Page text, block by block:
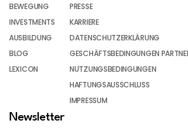
BEWEGUNG
INVESTMENTS
AUSBILDUNG
BLOG
LEXICON
PRESSE
KARRIERE
DATENSCHUTZERKLÄRUNG
GESCHÄFTSBEDINGUNGEN
NUTZUNGSBEDINGUNGEN
HAFTUNGSAUSSCHLUSS
IMPRESSUM
Newsletter